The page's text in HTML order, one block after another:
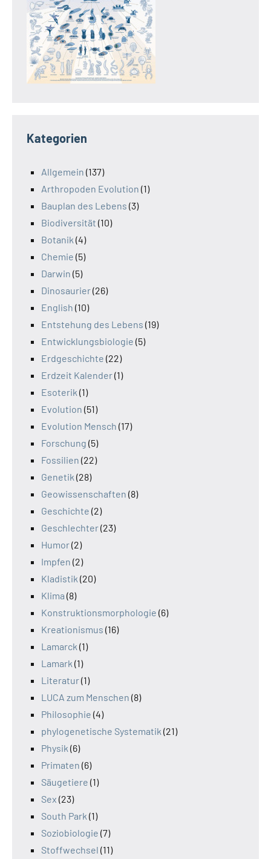
Kategorien
Allgemein (137)
Arthropoden Evolution (1)
Bauplan des Lebens (3)
Biodiversität (10)
Botanik (4)
Chemie (5)
Darwin (5)
Dinosaurier(26)
English (10)
Entstehung des Lebens (19)
Entwicklungsbiologie (5)
Erdgeschichte (22)
Erdzeit Kalender(1)
Esoterik (1)
Evolution (51)
Evolution Mensch (17)
Forschung (5)
Fossilien (22)
Genetik (28)
Geowissenschaften (8)
Geschichte (2)
Geschlechter(23)
Humor(2)
Impfen (2)
Kladistik (20)
Klima (8)
Konstruktionsmorphologie (6)
Kreationismus (16)
Lamarck (1)
Lamark (1)
Literatur(1)
LUCA zum Menschen (8)
Philosophie (4)
phylogenetische Systematik (21)
Physik (6)
Primaten (6)
Säugetiere (1)
Sex (23)
South Park (1)
Soziobiologie (7)
Stoffwechsel (11)